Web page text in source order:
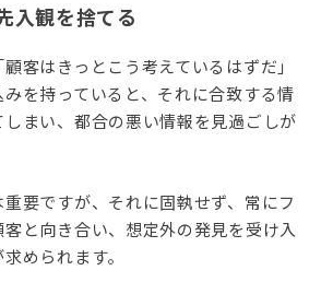
入観を捨てる
客はきっとこう考えているはずだ」
を持っていると、それに合致する情
まい、都合の悪い情報を見過ごしが
要ですが、それに固執せず、常にフ
と向き合い、想定外の発見を受け入
められます。